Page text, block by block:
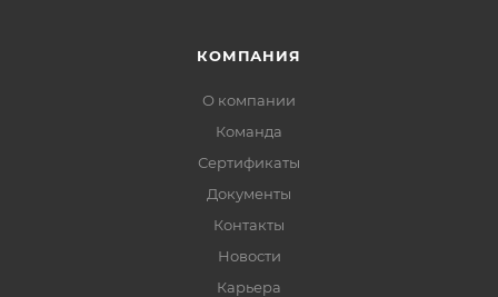
КОМПАНИЯ
О компании
Команда
Сертификаты
Документы
Контакты
Новости
Карьера